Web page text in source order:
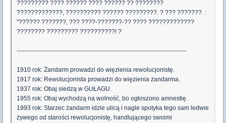
????????? ???? ?????? ???? ?????? ?? ????????
?????????????, ?????????? ?????? ?????????. ? ??? ???????. :
"?????? ???????, ??? ????-???????-?? ???? ?????????????
???????? ????????? ??????????! ?
------------------------------------------------------------------------------------
1910 rok: Żandarm prowadzi do więzienia rewolucjonistę.
1917 rok: Rewolucjonista prowadzi do więzienia żandarma.
1937 rok: Obaj siedzą w GUŁAGU.
1955 rok: Obaj wychodzą na wolność, bo ogłoszono amnestię.
1993 rok: Starzec żandarm idzie ulicą i nagle spotyka tego sam ledwie
żywego od starości rewolucjonistę, handlującego swoimi